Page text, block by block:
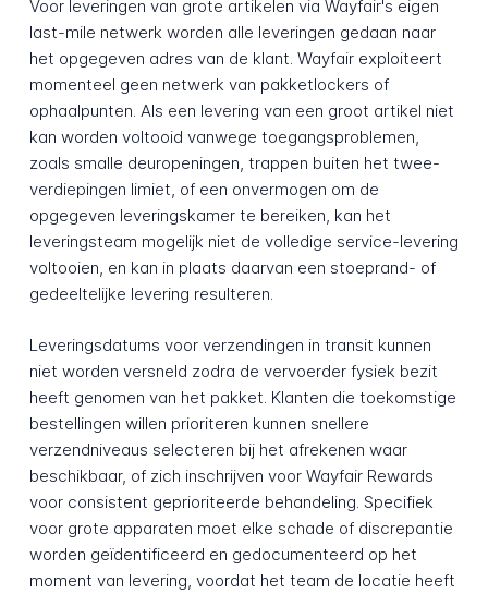
Voor leveringen van grote artikelen via Wayfair's eigen
last-mile netwerk worden alle leveringen gedaan naar
het opgegeven adres van de klant. Wayfair exploiteert
momenteel geen netwerk van pakketlockers of
ophaalpunten. Als een levering van een groot artikel niet
kan worden voltooid vanwege toegangsproblemen,
zoals smalle deuropeningen, trappen buiten het twee-
verdiepingen limiet, of een onvermogen om de
opgegeven leveringskamer te bereiken, kan het
leveringsteam mogelijk niet de volledige service-levering
voltooien, en kan in plaats daarvan een stoeprand- of
gedeeltelijke levering resulteren.
Leveringsdatums voor verzendingen in transit kunnen
niet worden versneld zodra de vervoerder fysiek bezit
heeft genomen van het pakket. Klanten die toekomstige
bestellingen willen prioriteren kunnen snellere
verzendniveaus selecteren bij het afrekenen waar
beschikbaar, of zich inschrijven voor Wayfair Rewards
voor consistent geprioriteerde behandeling. Specifiek
voor grote apparaten moet elke schade of discrepantie
worden geïdentificeerd en gedocumenteerd op het
moment van levering, voordat het team de locatie heeft